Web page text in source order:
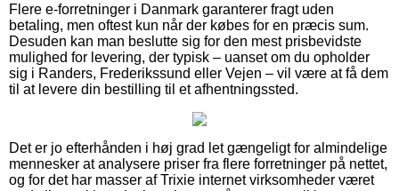
Flere e-forretninger i Danmark garanterer fragt uden
betaling, men oftest kun når der købes for en præcis sum.
Desuden kan man beslutte sig for den mest prisbevidste
mulighed for levering, der typisk – uanset om du opholder
sig i Randers, Frederikssund eller Vejen – vil være at få dem
til at levere din bestilling til et afhentningssted.
Det er jo efterhånden i høj grad let gængeligt for almindelige
mennesker at analysere priser fra flere forretninger på nettet,
og for det har masser af Trixie internet virksomheder været